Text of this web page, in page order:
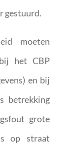
gestuurd.
moeten
het CBP
en bij
betrekking
grote
op straat